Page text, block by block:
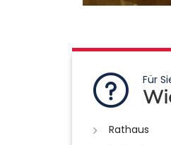
Für
Rathaus